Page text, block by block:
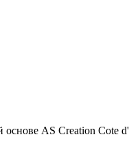
AS Creation Cote d'